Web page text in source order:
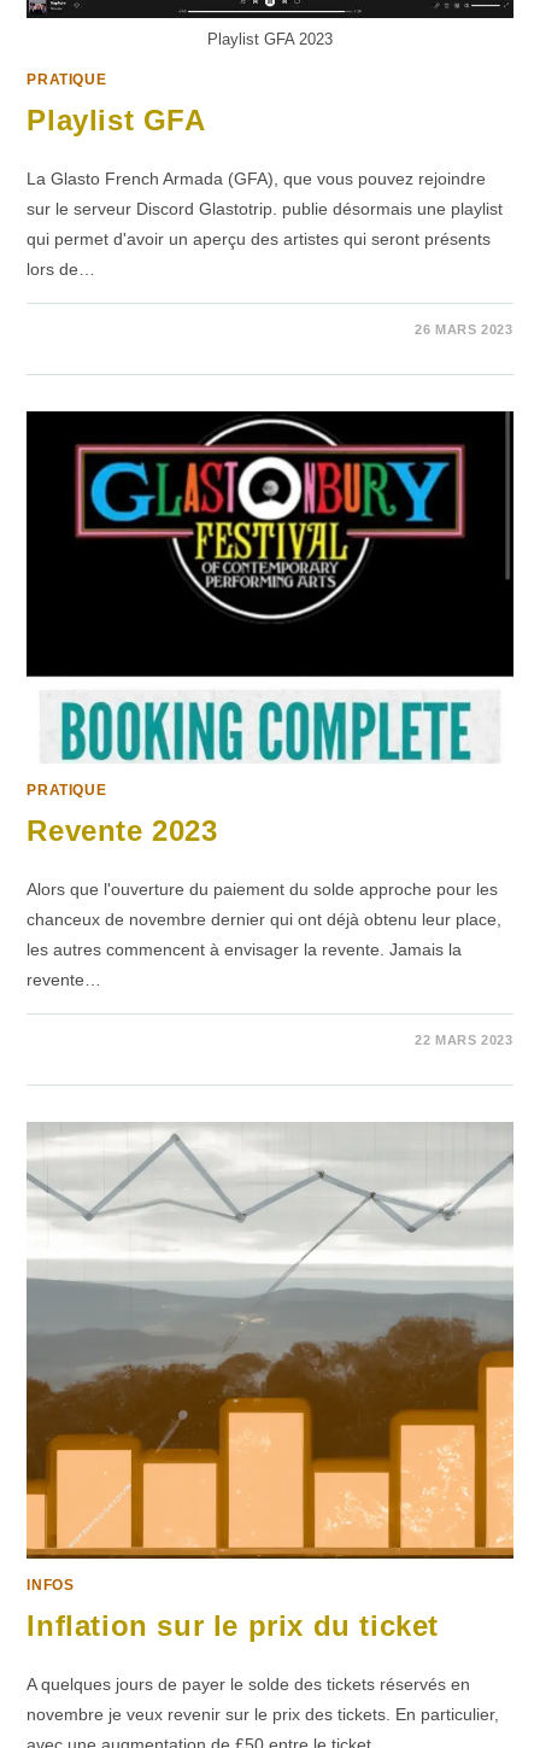
Playlist GFA 2023
PRATIQUE
Playlist GFA
La Glasto French Armada (GFA), que vous pouvez rejoindre
sur le serveur Discord Glastotrip. publie désormais une playlist
qui permet d'avoir un aperçu des artistes qui seront présents
lors de…
26 MARS 2023
PRATIQUE
Revente 2023
Alors que l'ouverture du paiement du solde approche pour les
chanceux de novembre dernier qui ont déjà obtenu leur place,
les autres commencent à envisager la revente. Jamais la
revente…
22 MARS 2023
INFOS
Inflation sur le prix du ticket
A quelques jours de payer le solde des tickets réservés en
novembre je veux revenir sur le prix des tickets. En particulier,
avec une augmentation de £50 entre le ticket…